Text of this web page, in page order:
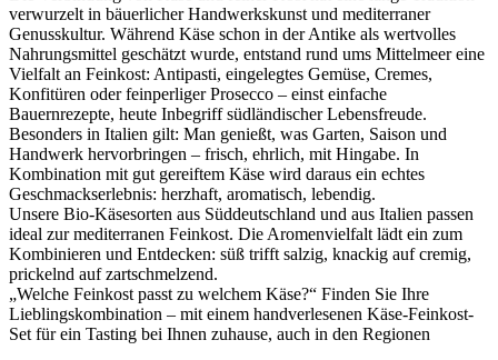
verwurzelt in bäuerlicher Handwerkskunst und mediterraner
Genusskultur. Während Käse schon in der Antike als wertvolles
Nahrungsmittel geschätzt wurde, entstand rund ums Mittelmeer eine
Vielfalt an Feinkost: Antipasti, eingelegtes Gemüse, Cremes,
Konfitüren oder feinperliger Prosecco – einst einfache
Bauernrezepte, heute Inbegriff südländischer Lebensfreude.
Besonders in Italien gilt: Man genießt, was Garten, Saison und
Handwerk hervorbringen – frisch, ehrlich, mit Hingabe. In
Kombination mit gut gereiftem Käse wird daraus ein echtes
Geschmackserlebnis: herzhaft, aromatisch, lebendig.
Unsere Bio-Käsesorten aus Süddeutschland und aus Italien passen
ideal zur mediterranen Feinkost. Die Aromenvielfalt lädt ein zum
Kombinieren und Entdecken: süß trifft salzig, knackig auf cremig,
prickelnd auf zartschmelzend.
„Welche Feinkost passt zu welchem Käse?“ Finden Sie Ihre
Lieblingskombination – mit einem handverlesenen Käse-Feinkost-
Set für ein Tasting bei Ihnen zuhause, auch in den Regionen